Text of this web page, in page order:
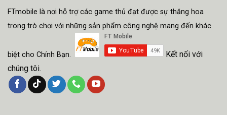
FTmobile là nơi hỗ trợ các game thủ đạt được sự thăng hoa
trong trò chơi với những sản phẩm công nghệ mang đến khác
biệt cho Chính Bạn.
Kết nối với
chúng tôi.